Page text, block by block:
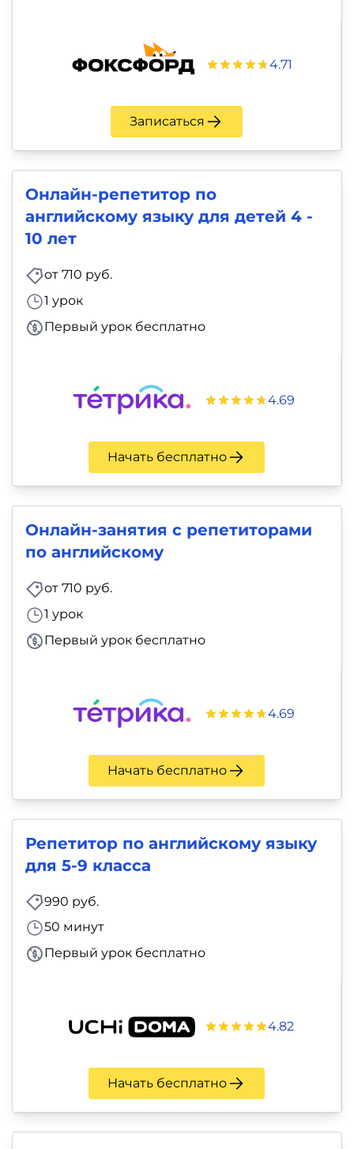
4.71
Записаться
Онлайн-репетитор по
английскому языку для детей 4 -
10 лет
от 710 руб.
1 урок
Первый урок бесплатно
4.69
Начать бесплатно
Онлайн-занятия с репетиторами
по английскому
от 710 руб.
1 урок
Первый урок бесплатно
4.69
Начать бесплатно
Репетитор по английскому языку
для 5-9 класса
990 руб.
50 минут
Первый урок бесплатно
4.82
Начать бесплатно